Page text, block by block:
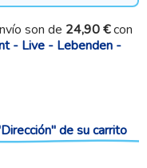
son de 24,90 €con
- Live - Lebenden -
de su carrito